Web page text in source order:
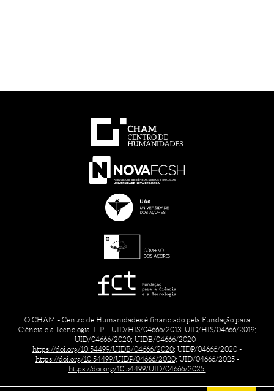
O CHAM - Centro de Humanidades é financiado pela Fundação para
Ciência e a Tecnologia, I. P. - UID/HIS/04666/2013; UID/HIS/04666/2019;
UID/04666/2020; UIDB/04666/2020 -
https://doi.org/10.54499/UIDB/04666/2020; UIDP/04666/2020 -
https://doi.org/10.54499/UIDP/04666/2020; UID/04666/2025 -
https://doi.org/10.54499/UID/04666/2025.